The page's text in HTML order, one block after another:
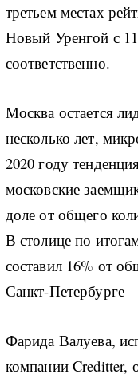
третьем местах
Новый Уренгой с
соответственно.
Москва остается
несколько лет,
2020 году
московские
доле от общего
В столице по
составил 16% от
Санкт-Петербурге
Фарида Валуева,
компании Creditter,